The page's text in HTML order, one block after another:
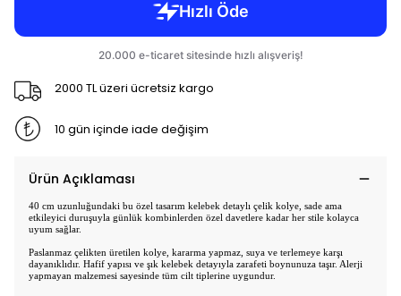
2000 TL üzeri ücretsiz kargo
10 gün içinde iade değişim
Ürün Açıklaması
40 cm uzunluğundaki bu özel tasarım kelebek detaylı çelik kolye, sade ama
etkileyici duruşuyla günlük kombinlerden özel davetlere kadar her stile kolayca
uyum sağlar.
Paslanmaz çelikten üretilen kolye, kararma yapmaz, suya ve terlemeye karşı
dayanıklıdır. Hafif yapısı ve şık kelebek detayıyla zarafeti boynunuza taşır. Alerji
yapmayan malzemesi sayesinde tüm cilt tiplerine uygundur.